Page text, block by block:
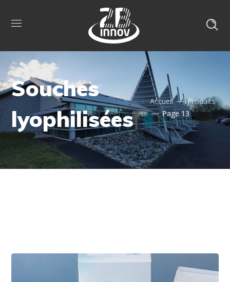
Souches
lyophilisées
Accueil
Produits
Page 13